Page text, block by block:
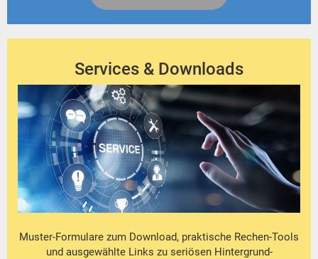
Services & Downloads
Muster-Formulare zum Download, praktische Rechen-Tools
und ausgewählte Links zu seriösen Hintergrund-